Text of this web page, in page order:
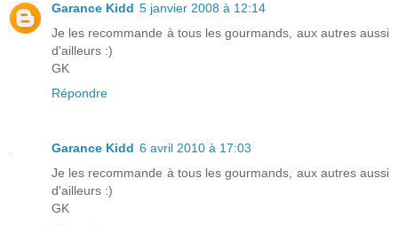
Garance Kidd 5 janvier 2008 à 12:14
Je les recommande à tous les gourmands, aux autres aussi
d'ailleurs :)
GK
Répondre
Garance Kidd 6 avril 2010 à 17:03
Je les recommande à tous les gourmands, aux autres aussi
d'ailleurs :)
GK